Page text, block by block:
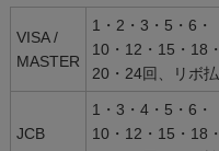
VISA /
MASTER
1・2・3・5・6・
10・12・15・18・
20・24回、リボ払
JCB
1・3・4・5・6・
10・12・15・18・